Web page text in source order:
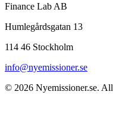
Finance Lab AB
Humlegårdsgatan 13
114 46 Stockholm
info@nyemissioner.se
© 2026 Nyemissioner.se.